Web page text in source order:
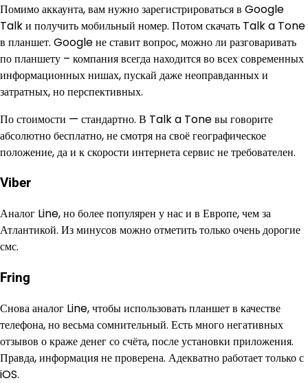
Помимо аккаунта, вам нужно зарегистрироваться в Google
Talk и получить мобильный номер. Потом скачать Talk a Tone
в планшет. Google не ставит вопрос, можно ли разговаривать
по планшету – компания всегда находится во всех современных
информационных нишах, пускай даже неоправданных и
затратных, но перспективных.
По стоимости — стандартно. В Talk a Tone вы говорите
абсолютно бесплатно, не смотря на своё географическое
положение, да и к скорости интернета сервис не требователен.
Viber
Аналог Line, но более популярен у нас и в Европе, чем за
Атлантикой. Из минусов можно отметить только очень дорогие
смс.
Fring
Снова аналог Line, чтобы использовать планшет в качестве
телефона, но весьма сомнительный. Есть много негативных
отзывов о краже денег со счёта, после установки приложения.
Правда, информация не проверена. Адекватно работает только с
iOS.